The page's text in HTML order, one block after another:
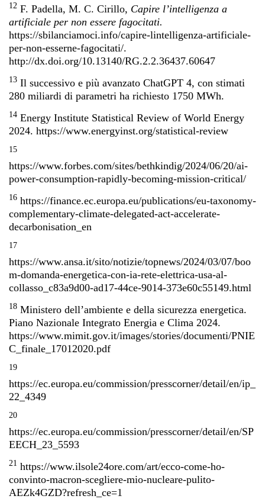
12 F. Padella, M. C. Cirillo, Capire l’intelligenza a
artificiale per non essere fagocitati.
https://sbilanciamoci.info/capire-lintelligenza-artificiale-
per-non-esserne-fagocitati/.
http://dx.doi.org/10.13140/RG.2.2.36437.60647
13 Il successivo e più avanzato ChatGPT 4, con stimati
280 miliardi di parametri ha richiesto 1750 MWh.
14 Energy Institute Statistical Review of World Energy
2024. https://www.energyinst.org/statistical-review
15
https://www.forbes.com/sites/bethkindig/2024/06/20/ai-
power-consumption-rapidly-becoming-mission-critical/
16 https://finance.ec.europa.eu/publications/eu-taxonomy-
complementary-climate-delegated-act-accelerate-
decarbonisation_en
17
https://www.ansa.it/sito/notizie/topnews/2024/03/07/boo
m-domanda-energetica-con-ia-rete-elettrica-usa-al-
collasso_c83a9d00-ad17-44ce-9014-373e60c55149.html
18 Ministero dell’ambiente e della sicurezza energetica.
Piano Nazionale Integrato Energia e Clima 2024.
https://www.mimit.gov.it/images/stories/documenti/PNIE
C_finale_17012020.pdf
19
https://ec.europa.eu/commission/presscorner/detail/en/ip_
22_4349
20
https://ec.europa.eu/commission/presscorner/detail/en/SP
EECH_23_5593
21 https://www.ilsole24ore.com/art/ecco-come-ho-
convinto-macron-scegliere-mio-nucleare-pulito-
AEZk4GZD?refresh_ce=1